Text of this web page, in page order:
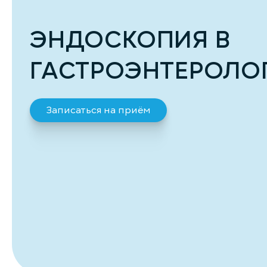
ЭНДОСКОПИЯ В
Записаться на приём